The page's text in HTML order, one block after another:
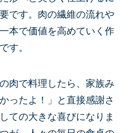
です。肉の繊維の流れや
本で価値を高めていく作
す。
肉で料理したら、家族み
ったよ！」と直接感謝さ
ての大きな喜びになりま